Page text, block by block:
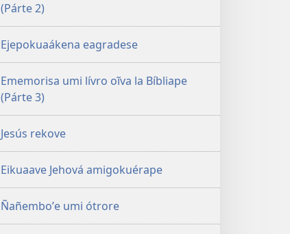
(Párte 2)
Ejepokuaákena eagradese
Ememorisa umi lívro oĩva la Bíbliape
(Párte 3)
Jesús rekove
Eikuaave Jehová amigokuérape
Ñañemboʼe umi ótrore